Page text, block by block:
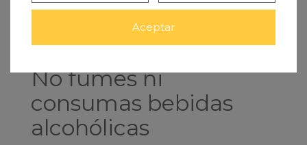
presionar la zona de la herida.
Mantente hidratadopara facilitar la
No fumes ni
consumas bebidas
alcohólicas
Aceptar